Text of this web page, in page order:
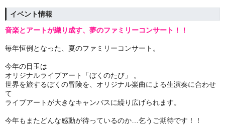
イベント情報
音楽とアートが織り成す、夢のファミリーコンサート！！
毎年恒例となった、夏のファミリーコンサート。
今年の目玉は
オリジナルライブアート「ぼくのたび 」 。
世界を旅するぼくの冒険を、オリジナル楽曲による生演奏に合わせ
て
ライブアートが大きなキャンバスに繰り広げられます。
今年もまたどんな感動が待っているのか…乞うご期待です！！